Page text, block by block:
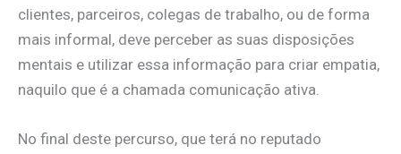
clientes, parceiros, colegas de trabalho, ou de forma
mais informal, deve perceber as suas disposições
mentais e utilizar essa informação para criar empatia,
naquilo que é a chamada comunicação ativa.
No final deste percurso, que terá no reputado